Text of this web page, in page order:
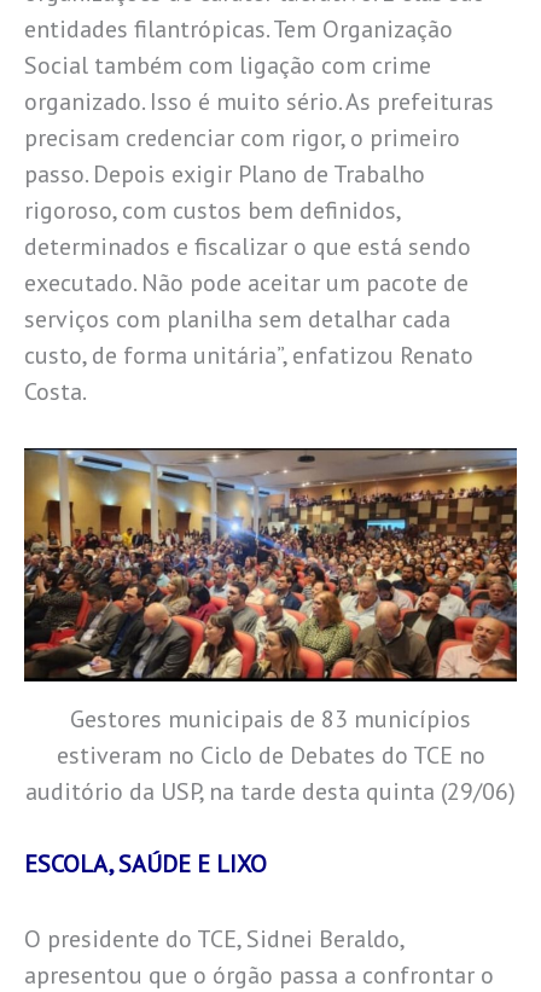
entidades filantrópicas. Tem Organização
Social também com ligação com crime
organizado. Isso é muito sério. As prefeituras
precisam credenciar com rigor, o primeiro
passo. Depois exigir Plano de Trabalho
rigoroso, com custos bem definidos,
determinados e fiscalizar o que está sendo
executado. Não pode aceitar um pacote de
serviços com planilha sem detalhar cada
custo, de forma unitária”, enfatizou Renato
Costa.
Gestores municipais de 83 municípios
estiveram no Ciclo de Debates do TCE no
auditório da USP, na tarde desta quinta (29/06)
ESCOLA, SAÚDE E LIXO
O presidente do TCE, Sidnei Beraldo,
apresentou que o órgão passa a confrontar o